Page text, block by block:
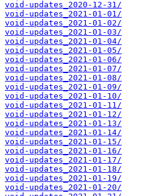
void-updates_2020-12-31/
void-updates_2021-01-01/
void-updates_2021-01-02/
void-updates_2021-01-03/
void-updates_2021-01-04/
void-updates_2021-01-05/
void-updates_2021-01-06/
void-updates_2021-01-07/
void-updates_2021-01-08/
void-updates_2021-01-09/
void-updates_2021-01-10/
void-updates_2021-01-11/
void-updates_2021-01-12/
void-updates_2021-01-13/
void-updates_2021-01-14/
void-updates_2021-01-15/
void-updates_2021-01-16/
void-updates_2021-01-17/
void-updates_2021-01-18/
void-updates_2021-01-19/
void-updates_2021-01-20/